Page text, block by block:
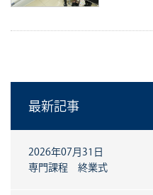
最新記事
2026年07月31日
専門課程 終業式